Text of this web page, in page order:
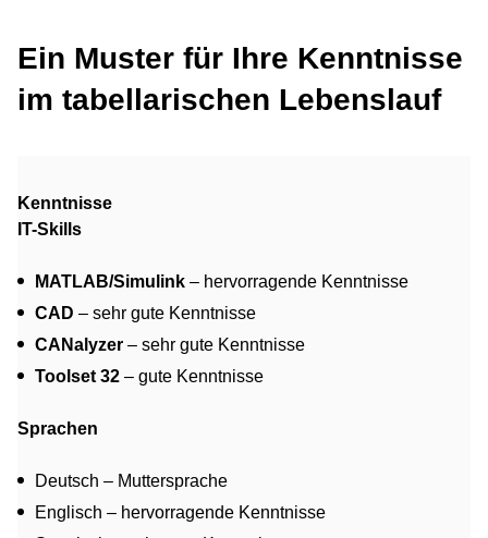
Ein Muster für Ihre Kenntnisse
im tabellarischen Lebenslauf
Kenntnisse
IT-Skills
MATLAB/Simulink – hervorragende Kenntnisse
CAD – sehr gute Kenntnisse
CANalyzer – sehr gute Kenntnisse
Toolset 32 – gute Kenntnisse
Sprachen
Deutsch – Muttersprache
Englisch – hervorragende Kenntnisse